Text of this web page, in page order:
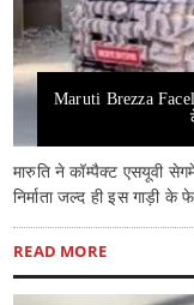
Maruti Brezza
मारुति ने कॉम्पैक्ट एसयूवी
निर्माता जल्द ही इस गाड़ी
READ MORE